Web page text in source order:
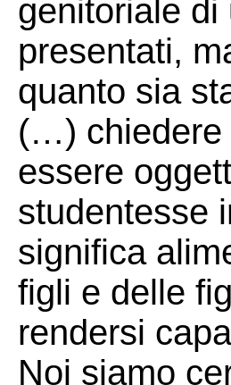
genitoriale di
presentati,
quanto sia
(…) chiedere
essere
studentesse
significa
figli e delle
rendersi
Noi siamo